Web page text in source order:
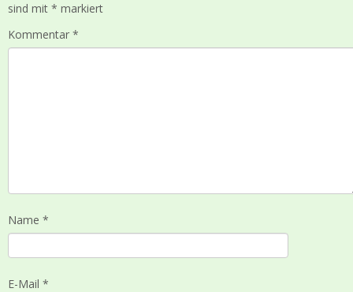
sind mit * markiert
Kommentar *
Name *
E-Mail *